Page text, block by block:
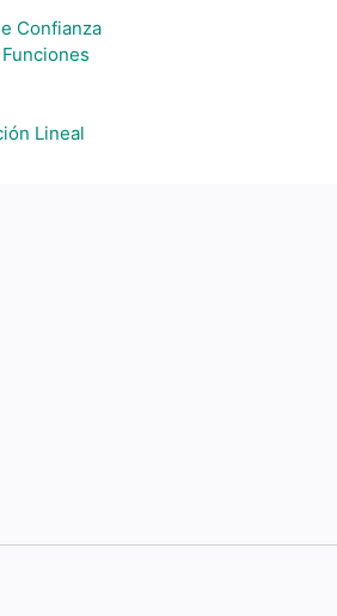
Confianza
Lineal